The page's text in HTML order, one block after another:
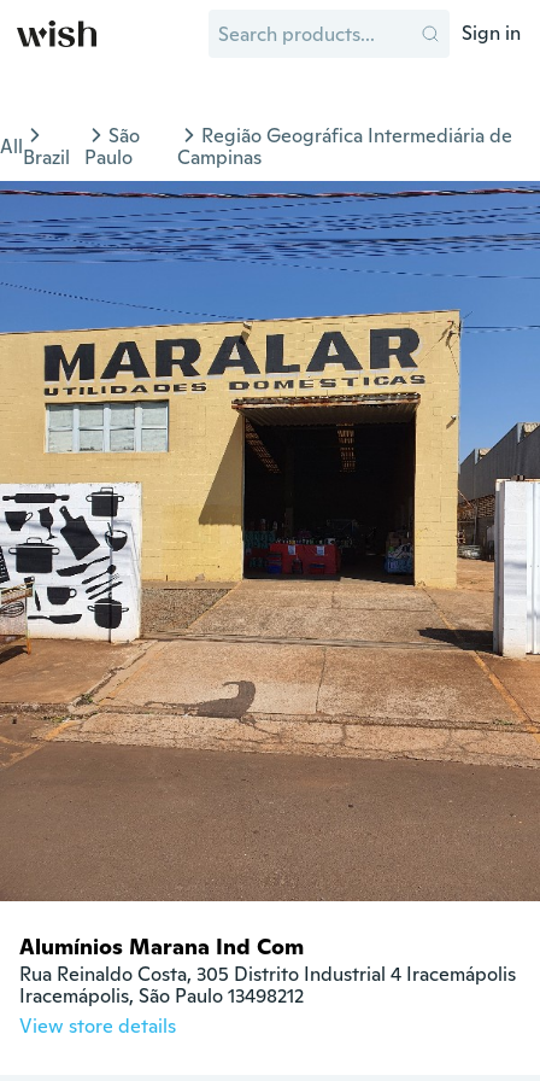
Sign in
AllBrazil
São
Paulo
Região Geográfica Intermediária de
Campinas
Alumínios Marana Ind Com
Rua Reinaldo Costa, 305 Distrito Industrial 4 Iracemápolis
Iracemápolis, São Paulo 13498212
View store details